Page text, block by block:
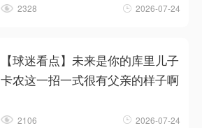
2328 2026-07-24
【球迷看点】未来是你的库里儿子
卡农这一招一式很有父亲的样子啊
2106 2026-07-24